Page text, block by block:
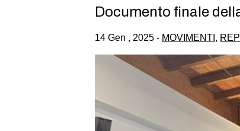
Documento finale
14 Gen , 2025 - MOVIMENTI ,